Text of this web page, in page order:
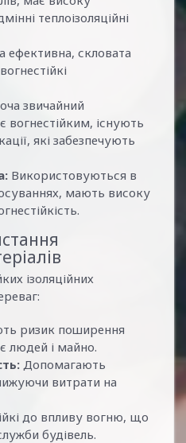
теплоізоляційні
ефективна, скловата
звичайний
вогнестійким, існують
які забезпечують
Використовуються в
мають високу
ізоляційних
ризик поширення
людей і майно.
Допомагають
витрати на
до впливу вогню, що
будівель.